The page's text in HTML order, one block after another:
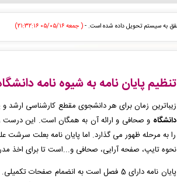
گردید برای دریافت سفارش خود اقدام نمایید. -( جمعه ۰۵/۰۵/۱۶ ۲۱:۱۱:۴۸)
توسط اپراتور بررسی خواهد شد. -( جمعه ۰۵/۰۵/۱۶ ۲۱:۰۸:۵۵)
تایپ، صفحه آرایی شما در حال انجام است. -( جمعه ۰۵/۰۵/۱۶ ۲۱:۰۵:۱۷)
تایپ، صفحه آرایی شما در حال انجام است. -
( جمعه ۰۵/۰۵/۱۶ ۲۰:۲۴:۲۵)
تنظیم پایان نامه به شیوه نامه
زیباترین زمان برای هر دانشجوی مقطع کارشناسی ارشد
دانشگاه
را به مرحله ظهور می گذارد. اما پایان نامه بعلت سرشت
نحوه تایپ، صفحه آرایی، صحافی و...است تا برای اخذ
پایان نامه دارای 5 فصل است به انضمام